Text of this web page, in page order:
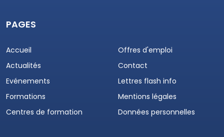
PAGES
Accueil
Actualités
Evénements
Formations
Centres de formation
Offres d'emploi
Contact
Lettres flash info
Mentions légales
Données personnelles